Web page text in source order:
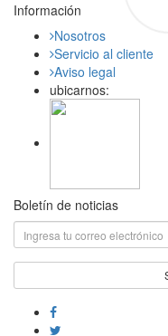
Información
Nosotros
Servicio al cliente
Aviso legal
ubicarnos:
Boletín de noticias